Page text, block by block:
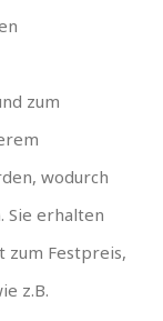
zum
wodurch
Sie erhalten
zum Festpreis,
z.B.